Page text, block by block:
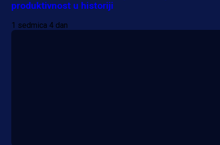
produktivnost u historiji
1 sedmica 4 dan